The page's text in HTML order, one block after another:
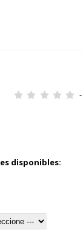
disponibles: